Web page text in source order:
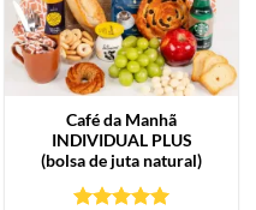
Café da Manhã
INDIVIDUAL PLUS
(bolsa de juta natural)